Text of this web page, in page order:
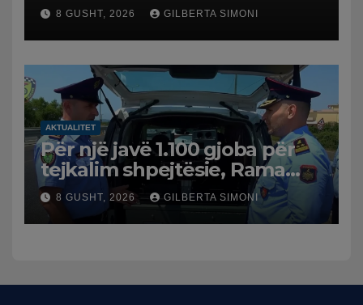
pushuesit dhe banorët
8 GUSHT, 2026 GILBERTA SIMONI
AKTUALITET
Për një javë 1.100 gjoba për
tejkalim shpejtësie, Rama
publikon videon: Kamerat e
trafikut së shpejti në
funksion
8 GUSHT, 2026 GILBERTA SIMONI